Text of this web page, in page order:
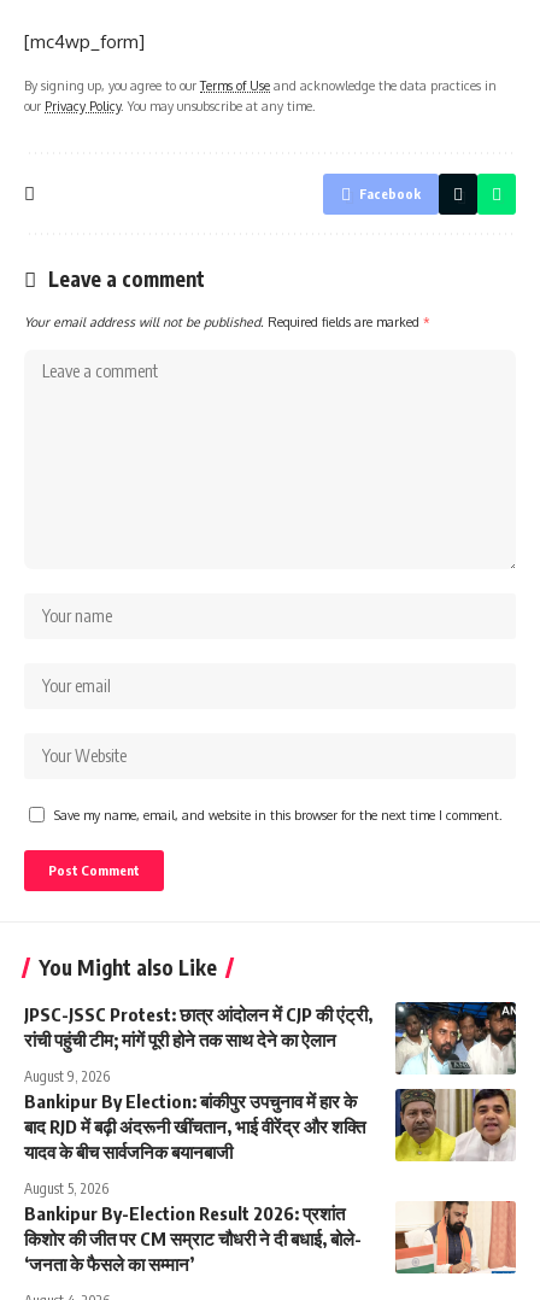
[mc4wp_form]
By signing up, you agree to ourTerms of Use and acknowledge the data practices in
our Privacy Policy. You may unsubscribe at any time.
Facebook
Leave a comment
Your email address will not be published. Required fields are marked *
Save my name, email, and website in this browser for the next time I comment.
You Might also Like
JPSC-JSSC Protest: छात्र आंदोलन में CJP की एंट्री,
रांची पहुंची टीम; मांगें पूरी होने तक साथ देने का ऐलान
August 9, 2026
Bankipur By Election: बांकीपुर उपचुनाव में हार के
बाद RJD में बढ़ी अंदरूनी खींचतान, भाई वीरेंद्र और शक्ति
यादव के बीच सार्वजनिक बयानबाजी
August 5, 2026
Bankipur By-Election Result 2026: प्रशांत
किशोर की जीत पर CM सम्राट चौधरी ने दी बधाई, बोले-
‘जनता के फैसले का सम्मान’